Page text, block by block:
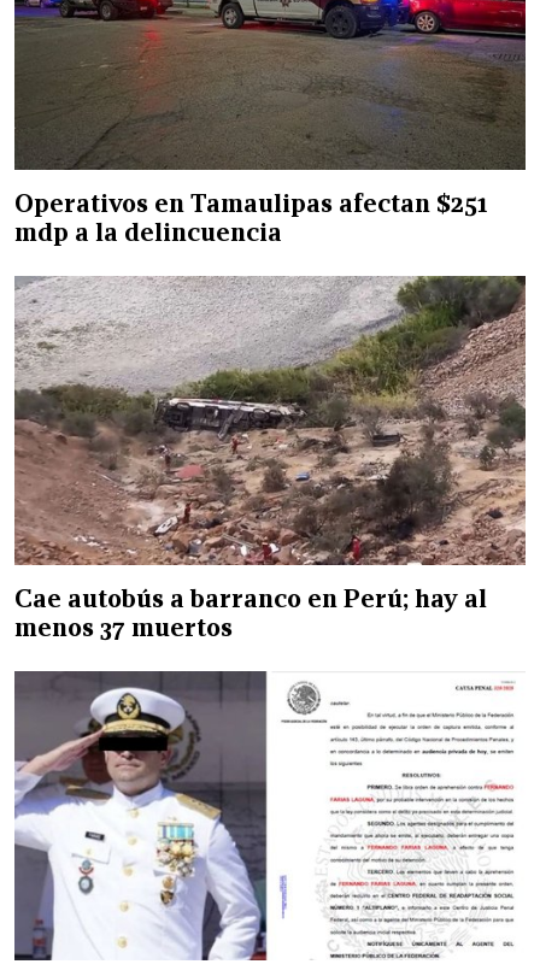
Operativos en Tamaulipas afectan $251
mdp a la delincuencia
Cae autobús a barranco en Perú; hay al
menos 37 muertos